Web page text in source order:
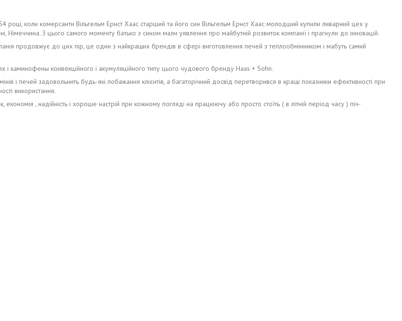
році, коли комерсанти Вільгельм Ернст Хаас старший та його син Вільгельм Ернст Хаас молодший купили ливарний цех у
Німеччина. З цього самого моменту батько з сином мали уявлення про майбутній розвиток компанії і прагнули до інновацій.
продовжує до цих пір, це один з найкращих брендів в сфері виготовлення печей з теплообмінником і мабуть самий
і каминофены конвекційного і акумуляційного типу цього чудового бренду Haas + Sohn.
і печей задовольнить будь-які побажання клієнтів, а багаторічний досвід перетворився в кращі показники ефективності при
використання.
економія , надійність і хороше настрій при кожному погляді на працюючу або просто стоїть ( в літній період часу ) піч-